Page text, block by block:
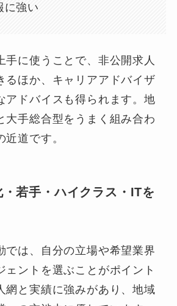
に強い
手に使うことで、非公開求人
るほか、キャリアアドバイザ
アドバイスも得られます。地
大手総合型をうまく組み合わ
道です。
若手・ハイクラス・ITを
では、自分の立場や希望業界
ェントを選ぶことがポイント
網と実績に強みがあり、地域